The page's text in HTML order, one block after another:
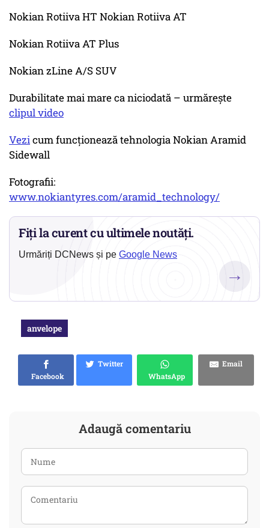
Nokian Rotiiva HT Nokian Rotiiva AT
Nokian Rotiiva AT Plus
Nokian zLine A/S SUV
Durabilitate mai mare ca niciodată – urmărește
clipul video
Vezicum funcționează tehnologia Nokian Aramid
Sidewall
Fotografii:
www.nokiantyres.com/aramid_technology/
Fiți la curent cu ultimele noutăți.
Urmăriți DCNews și pe Google News
→
anvelope
Facebook
Twitter
WhatsApp
Email
Adaugă comentariu